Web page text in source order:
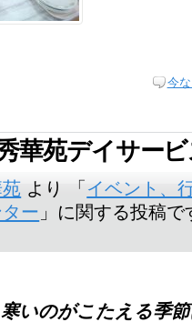
今
華苑デイサー
より 「 イベント、
ー 」に関する投稿
いのがこたえる季